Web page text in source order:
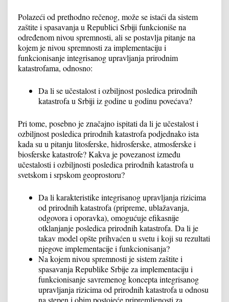
Polazeći od prethodno rečenog, može se istaći da sistem
zaštite i spasavanja u Republici Srbiji funkcioniše na
određenom nivou spremnosti, ali se postavlja pitanje na
kojem je nivou spremnosti za implementaciju i
funkcionisanje integrisanog upravljanja prirodnim
katastrofama, odnosno:
Da li se učestalost i ozbiljnost posledica prirodnih
katastrofa u Srbiji iz godine u godinu povećava?
Pri tome, posebno je značajno ispitati da li je učestalost i
ozbiljnost posledica prirodnih katastrofa podjednako ista
kada su u pitanju litosferske, hidrosferske, atmosferske i
biosferske katastrofe? Kakva je povezanost između
učestalosti i ozbiljnosti posledica prirodnih katastrofa u
svetskom i srpskom geoprostoru?
Da li karakteristike integrisanog upravljanja rizicima
od prirodnih katastrofa (pripreme, ublažavanja,
odgovora i oporavka), omogućuje efikasnije
otklanjanje posledica prirodnih katastrofa. Da li je
takav model opšte prihvaćen u svetu i koji su rezultati
njegove implementacije i funkcionisanja?
Na kojem nivou spremnosti je sistem zaštite i
spasavanja Republike Srbije za implementaciju i
funkcionisanje savremenog koncepta integrisanog
upravljanja rizicima od prirodnih katastrofa u odnosu
na stepen i obim postojeće pripremljenosti za